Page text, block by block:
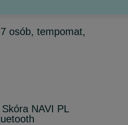
osób, tempomat,
NAVI PL